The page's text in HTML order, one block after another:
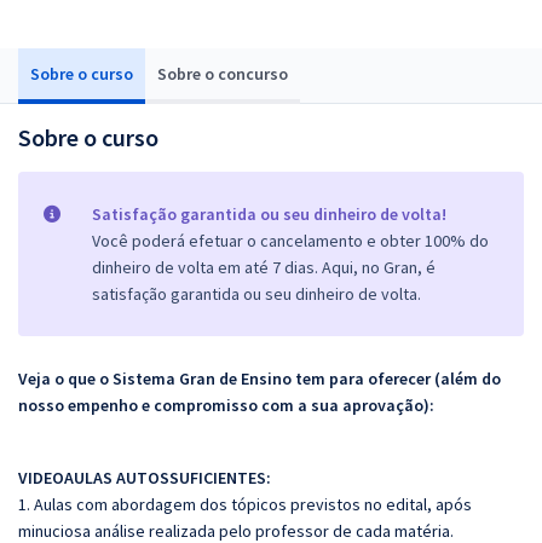
Sobre o curso Sobre o concurso
Sobre o curso
Satisfação garantida ou seu dinheiro de volta!
Você poderá efetuar o cancelamento e obter 100% do
dinheiro de volta em até 7 dias. Aqui, no Gran, é
satisfação garantida ou seu dinheiro de volta.
Veja o que o Sistema Gran de Ensino tem para oferecer (além do
nosso empenho e compromisso com a sua aprovação):
VIDEOAULAS AUTOSSUFICIENTES:
1. Aulas com abordagem dos tópicos previstos no edital, após
minuciosa análise realizada pelo professor de cada matéria.